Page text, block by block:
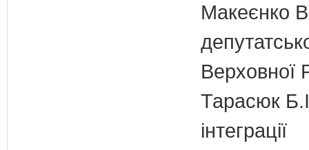
Макеєнко
Верховної
Тарасюк
інтеграції